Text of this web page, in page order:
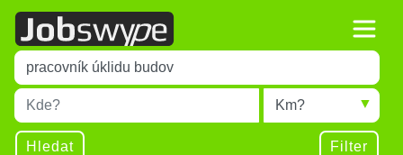
Title
Type 1 or more characters for results.
Místo
Type 1 or more characters for results.
Radius
Hledat Filter